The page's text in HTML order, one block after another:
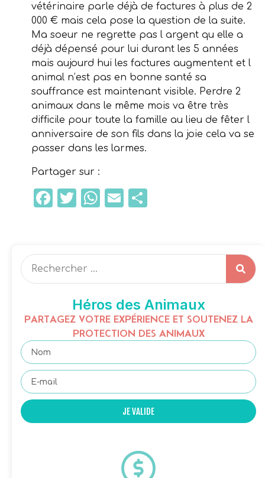
vétérinaire parle déjà de factures à plus de 2
000 € mais cela pose la question de la suite.
Ma soeur ne regrette pas l argent qu elle a
déjà dépensé pour lui durant les 5 années
mais aujourd hui les factures augmentent et l
animal n’est pas en bonne santé sa
souffrance est maintenant visible. Perdre 2
animaux dans le même mois va être très
difficile pour toute la famille au lieu de fêter l
anniversaire de son fils dans la joie cela va se
passer dans les larmes.
Partager sur :
Facebook
Twitter
WhatsApp
Email
Héros des Animaux
PARTAGEZ VOTRE EXPÉRIENCE ET SOUTENEZ LA
PROTECTION DES ANIMAUX
JE VALIDE